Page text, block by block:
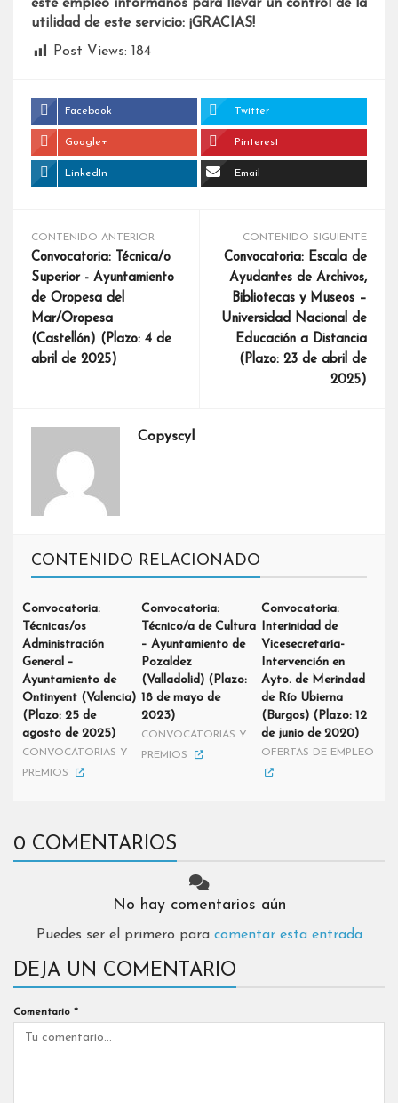
este empleo infórmanos para llevar un control de la
utilidad de este servicio: ¡GRACIAS!
Post Views: 184
Facebook Twitter
Google+ Pinterest
LinkedIn Email
CONTENIDO ANTERIOR
Convocatoria: Técnica/o
Superior - Ayuntamiento
de Oropesa del
Mar/Oropesa
(Castellón) (Plazo: 4 de
abril de 2025)
CONTENIDO SIGUIENTE
Convocatoria: Escala de
Ayudantes de Archivos,
Bibliotecas y Museos –
Universidad Nacional de
Educación a Distancia
(Plazo: 23 de abril de
2025)
Copyscyl
CONTENIDO RELACIONADO
Convocatoria:
Técnicas/os
Administración
General –
Ayuntamiento de
Ontinyent (Valencia)
(Plazo: 25 de
agosto de 2025)
CONVOCATORIAS Y
PREMIOS
Convocatoria:
Técnico/a de Cultura
– Ayuntamiento de
Pozaldez
(Valladolid) (Plazo:
18 de mayo de
2023)
CONVOCATORIAS Y
PREMIOS
Convocatoria:
Interinidad de
Vicesecretaría-
Intervención en
Ayto. de Merindad
de Río Ubierna
(Burgos) (Plazo: 12
de junio de 2020)
OFERTAS DE EMPLEO
0 COMENTARIOS
No hay comentarios aún
Puedes ser el primero para comentar esta entrada
DEJA UN COMENTARIO
Comentario *